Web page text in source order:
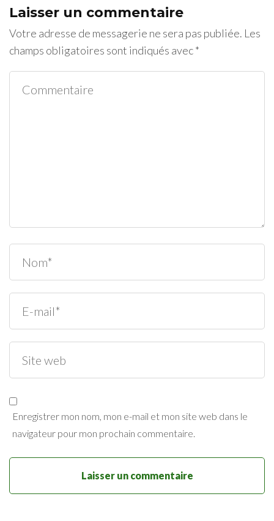
Laisser un commentaire
Votre adresse de messagerie ne sera pas publiée. Les
champs obligatoires sont indiqués avec*
Enregistrer mon nom, mon e-mail et mon site web dans le
navigateur pour mon prochain commentaire.